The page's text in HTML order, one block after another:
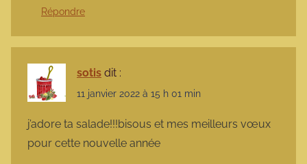
Répondre
sotis dit :
11 janvier 2022 à 15 h 01 min
j’adore ta salade!!!bisous et mes meilleurs vœux
pour cette nouvelle année